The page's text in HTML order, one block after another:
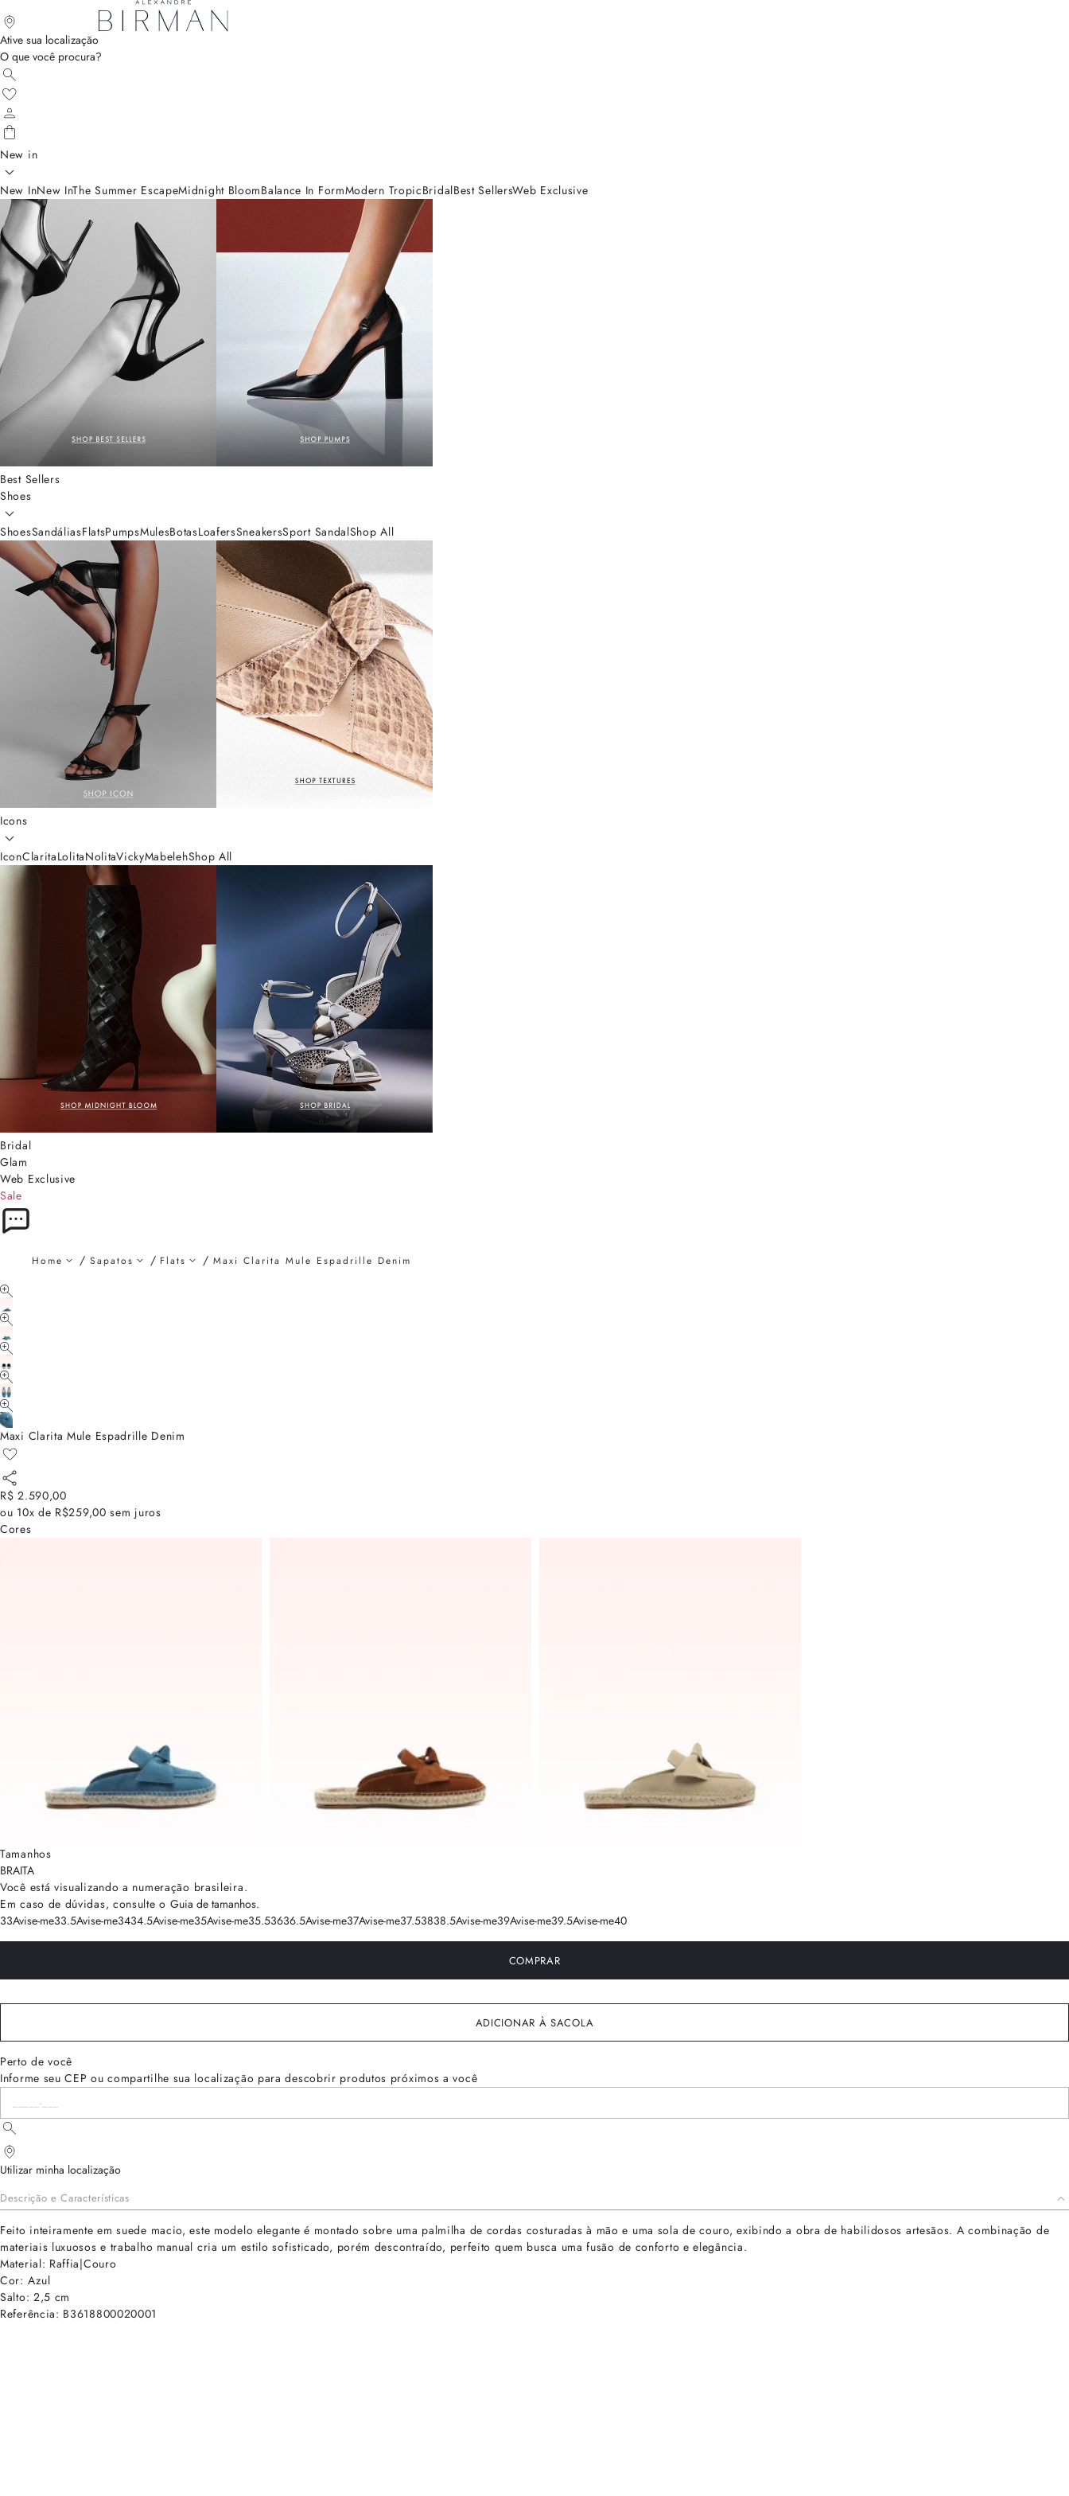
Ative sua localização
O que você procura?
New in
New InNew InThe Summer EscapeMidnight BloomBalance In FormModern TropicBridalBest SellersWeb Exclusive
Best Sellers
Shoes
ShoesSandáliasFlatsPumpsMulesBotasLoafersSneakersSport SandalShop All
Icons
IconClaritaLolitaNolitaVickyMabelehShop All
Bridal
Glam
Web Exclusive
Sale
Home Sapatos Flats Maxi Clarita Mule Espadrille Denim
Maxi Clarita Mule Espadrille Denim
R$ 2.590,00
ou 10x de R$259,00 sem juros
Cores
Tamanhos
BRAITA
Você está visualizando a numeração brasileira.
Em caso de dúvidas, consulte o Guia de tamanhos.
33Avise-me33.5Avise-me3434.5Avise-me35Avise-me35.53636.5Avise-me37Avise-me37.53838.5Avise-me39Avise-me39.5Avise-me40
COMPRAR
ADICIONAR À SACOLA
Perto de você
Informe seu CEP ou compartilhe sua localização para descobrir produtos próximos a você
Utilizar minha localização
Descrição e Características
Feito inteiramente em suede macio, este modelo elegante é montado sobre uma palmilha de cordas costuradas à mão e uma sola de couro, exibindo a obra de habilidosos artesãos. A combinação de
materiais luxuosos e trabalho manual cria um estilo sofisticado, porém descontraído, perfeito quem busca uma fusão de conforto e elegância.
Material: Raffia|Couro
Cor: Azul
Salto: 2,5 cm
Referência: B3618800020001